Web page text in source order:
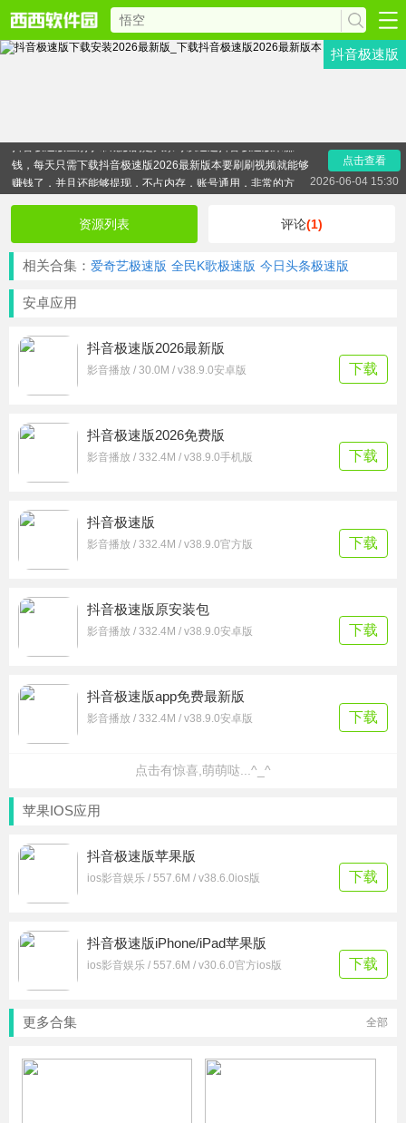
抖音极速版
抖音极速版区别于常规版的是大家可以通过抖音极速版来赚
钱，每天只需下载抖音极速版2026最新版本要刷刷视频就能够
赚钱了，并且还能够提现，不占内存，账号通用，非常的方
便，喜欢的朋友赶紧来下载抖音极速版试试吧！
点击查看
2026-06-04 15:30
资源列表 评论(1)
相关合集： 爱奇艺极速版 全民K歌极速版 今日头条极速版
安卓应用
抖音极速版2026最新版
影音播放 / 30.0M / v38.9.0安卓版 下载
抖音极速版2026免费版
影音播放 / 332.4M / v38.9.0手机版 下载
抖音极速版
影音播放 / 332.4M / v38.9.0官方版 下载
抖音极速版原安装包
影音播放 / 332.4M / v38.9.0安卓版 下载
抖音极速版app免费最新版
影音播放 / 332.4M / v38.9.0安卓版 下载
点击有惊喜,萌萌哒...^_^
苹果IOS应用
抖音极速版苹果版
ios影音娱乐 / 557.6M / v38.6.0ios版 下载
抖音极速版iPhone/iPad苹果版
ios影音娱乐 / 557.6M / v30.6.0官方ios版 下载
更多合集 全部